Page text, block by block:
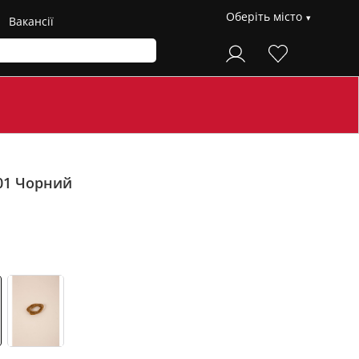
Вакансії Оберіть місто
Чорний